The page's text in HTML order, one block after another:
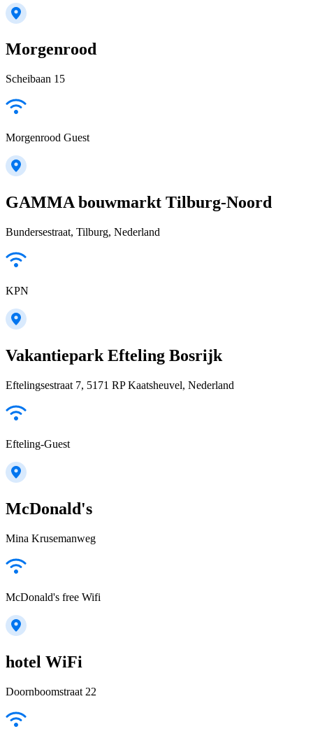
Morgenrood
Scheibaan 15
Morgenrood Guest
GAMMA bouwmarkt Tilburg-Noord
Bundersestraat, Tilburg, Nederland
KPN
Vakantiepark Efteling Bosrijk
Eftelingsestraat 7, 5171 RP Kaatsheuvel, Nederland
Efteling-Guest
McDonald's
Mina Krusemanweg
McDonald's free Wifi
hotel WiFi
Doornboomstraat 22